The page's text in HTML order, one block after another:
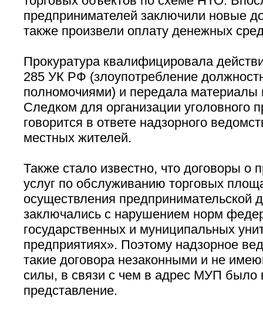
предпринимателей заключили новые
также произвели оплату денежных
Прокуратура квалифицировала
285 УК РФ (злоупотребление
полномочиями) и передала материалы
Следком для организации уголовного
говорится в ответе надзорного
местных жителей.
Также стало известно, что договоры о
услуг по обслуживанию торговых
осуществления предпринимательской
заключались с нарушением норм
государственных и муниципальных
предприятиях». Поэтому надзорное
такие договора незаконными и не
силы, в связи с чем в адрес МУП было
представление.